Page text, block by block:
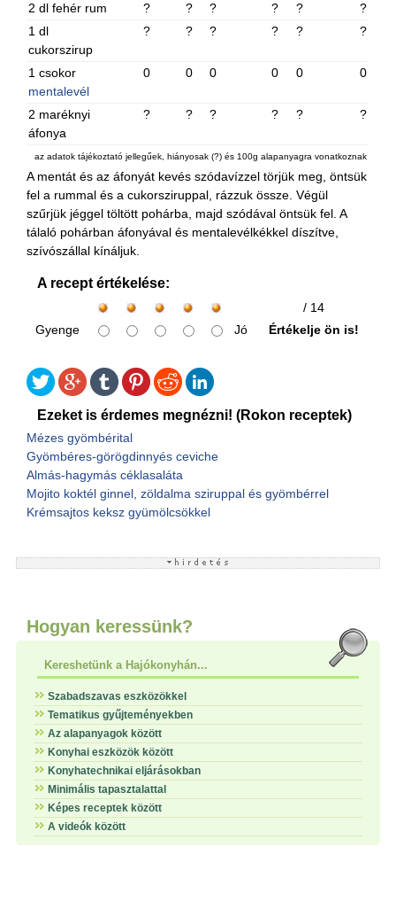
2 dl fehér rum ? ? ? ? ?
?
1 dl
cukorszirup
? ? ? ? ? ?
1 csokor
mentalevél
0 0 0 0 0 0
2 maréknyi
áfonya
? ? ? ? ? ?
az adatok tájékoztató jellegűek, hiányosak (?) és 100g alapanyagra vonatkoznak
A mentát és az áfonyát kevés szódavízzel törjük meg, öntsük
fel a rummal és a cukorsziruppal, rázzuk össze. Végül
szűrjük jéggel töltött pohárba, majd szódával öntsük fel. A
tálaló pohárban áfonyával és mentalevélkékkel díszítve,
szívószállal kínáljuk.
A recept értékelése:
/ 14
Gyenge
Jó Értékelje ön is!
Ezeket is érdemes megnézni! (Rokon receptek)
Mézes gyömbérital
Gyömbéres-görögdinnyés ceviche
Almás-hagymás céklasaláta
Mojito koktél ginnel, zöldalma sziruppal és gyömbérrel
Krémsajtos keksz gyümölcsökkel
Hogyan keressünk?
Kereshetünk a Hajókonyhán...
Szabadszavas eszközökkel
Tematikus gyűjteményekben
Az alapanyagok között
Konyhai eszközök között
Konyhatechnikai eljárásokban
Minimális tapasztalattal
Képes receptek között
A videók között